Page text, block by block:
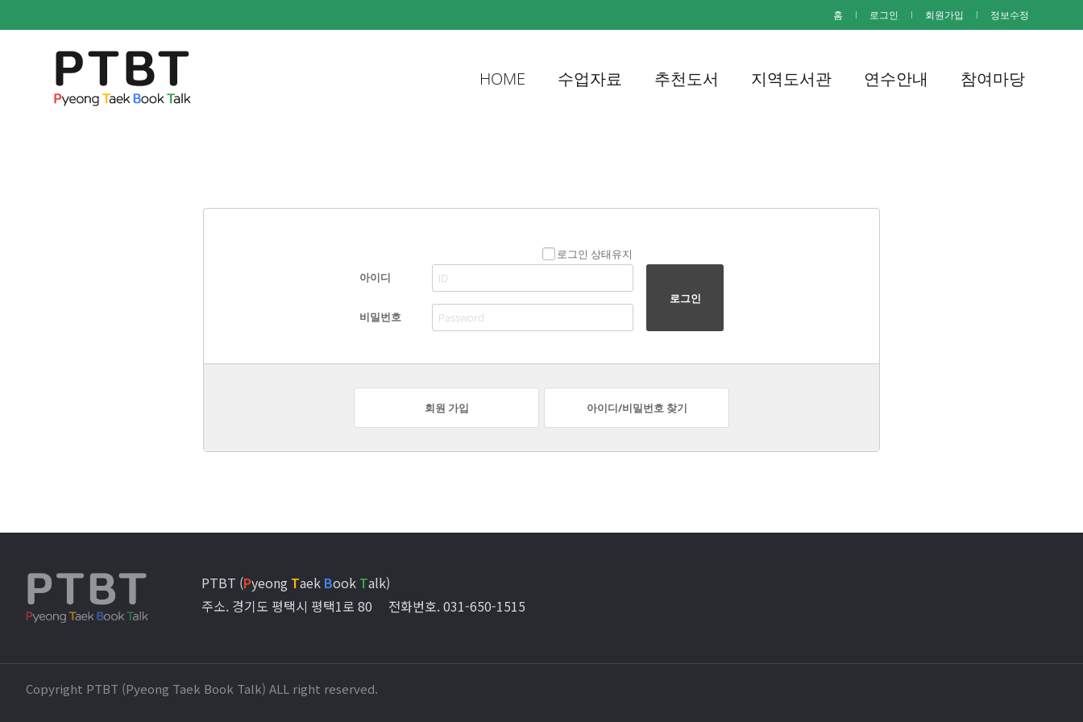
홈 I 로그인 I 회원가입 I 정보수정
HOME 수업자료 추천도서 지역도서관 연수안내 참여마당
로그인 상태유지
아이디
비밀번호
로그인
회원 가입 아이디/비밀번호 찾기
PTBT (Pyeong Taek Book Talk)
주소. 경기도 평택시 평택1로 80
전화번호. 031-650-1515
Copyright PTBT (Pyeong Taek Book Talk) ALL right reserved.